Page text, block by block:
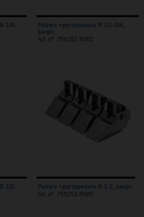
1/4-
Peines +portapeines R 1/2-3/4,
juego
Art. nº. 759252 RWS
1/2-
Peines +portapeines R 1-2, juego
Art. nº. 759253 RWS